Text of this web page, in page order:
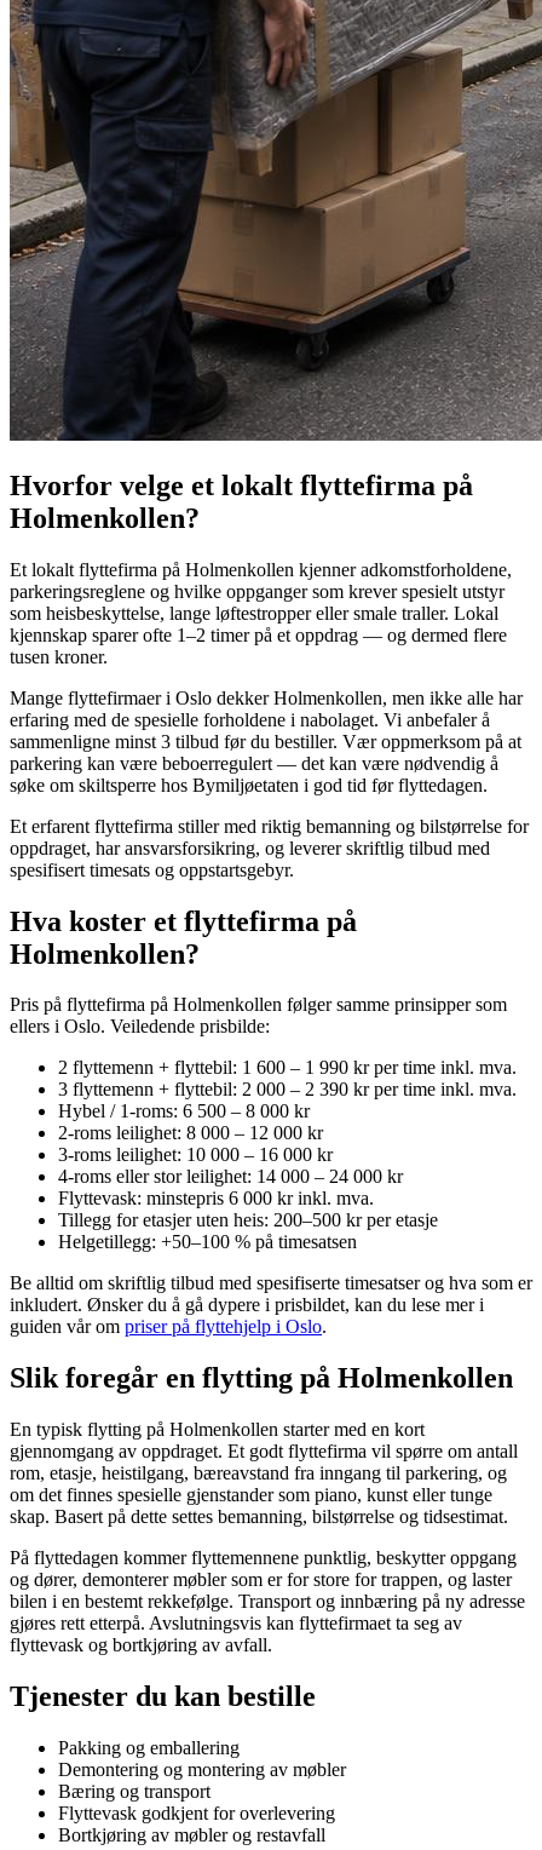
Hvorfor velge et lokalt flyttefirma på
Holmenkollen?
Et lokalt flyttefirma på Holmenkollen kjenner adkomstforholdene,
parkeringsreglene og hvilke oppganger som krever spesielt utstyr
som heisbeskyttelse, lange løftestropper eller smale traller. Lokal
kjennskap sparer ofte 1–2 timer på et oppdrag — og dermed flere
tusen kroner.
Mange flyttefirmaer i Oslo dekker Holmenkollen, men ikke alle har
erfaring med de spesielle forholdene i nabolaget. Vi anbefaler å
sammenligne minst 3 tilbud før du bestiller. Vær oppmerksom på at
parkering kan være beboerregulert — det kan være nødvendig å
søke om skiltsperre hos Bymiljøetaten i god tid før flyttedagen.
Et erfarent flyttefirma stiller med riktig bemanning og bilstørrelse for
oppdraget, har ansvarsforsikring, og leverer skriftlig tilbud med
spesifisert timesats og oppstartsgebyr.
Hva koster et flyttefirma på
Holmenkollen?
Pris på flyttefirma på Holmenkollen følger samme prinsipper som
ellers i Oslo. Veiledende prisbilde:
2 flyttemenn + flyttebil: 1 600 – 1 990 kr per time inkl. mva.
3 flyttemenn + flyttebil: 2 000 – 2 390 kr per time inkl. mva.
Hybel / 1-roms: 6 500 – 8 000 kr
2-roms leilighet: 8 000 – 12 000 kr
3-roms leilighet: 10 000 – 16 000 kr
4-roms eller stor leilighet: 14 000 – 24 000 kr
Flyttevask: minstepris 6 000 kr inkl. mva.
Tillegg for etasjer uten heis: 200–500 kr per etasje
Helgetillegg: +50–100 % på timesatsen
Be alltid om skriftlig tilbud med spesifiserte timesatser og hva som er
inkludert. Ønsker du å gå dypere i prisbildet, kan du lese mer i
guiden vår om priser på flyttehjelp i Oslo.
Slik foregår en flytting på Holmenkollen
En typisk flytting på Holmenkollen starter med en kort
gjennomgang av oppdraget. Et godt flyttefirma vil spørre om antall
rom, etasje, heistilgang, bæreavstand fra inngang til parkering, og
om det finnes spesielle gjenstander som piano, kunst eller tunge
skap. Basert på dette settes bemanning, bilstørrelse og tidsestimat.
På flyttedagen kommer flyttemennene punktlig, beskytter oppgang
og dører, demonterer møbler som er for store for trappen, og laster
bilen i en bestemt rekkefølge. Transport og innbæring på ny adresse
gjøres rett etterpå. Avslutningsvis kan flyttefirmaet ta seg av
flyttevask og bortkjøring av avfall.
Tjenester du kan bestille
Pakking og emballering
Demontering og montering av møbler
Bæring og transport
Flyttevask godkjent for overlevering
Bortkjøring av møbler og restavfall